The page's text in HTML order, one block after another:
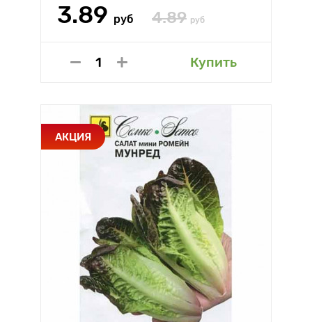
3.89 руб 4.89 руб
Купить
АКЦИЯ